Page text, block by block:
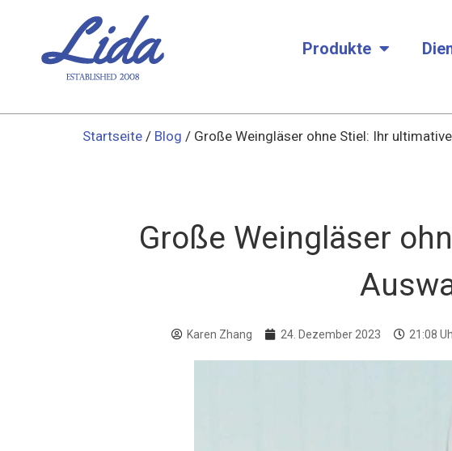
Produkte
Startseite / Blog / Große Weingläser ohne Stiel: Ihr
Große Weingläser
Karen Zhang 24. Dezember 2023 21:08